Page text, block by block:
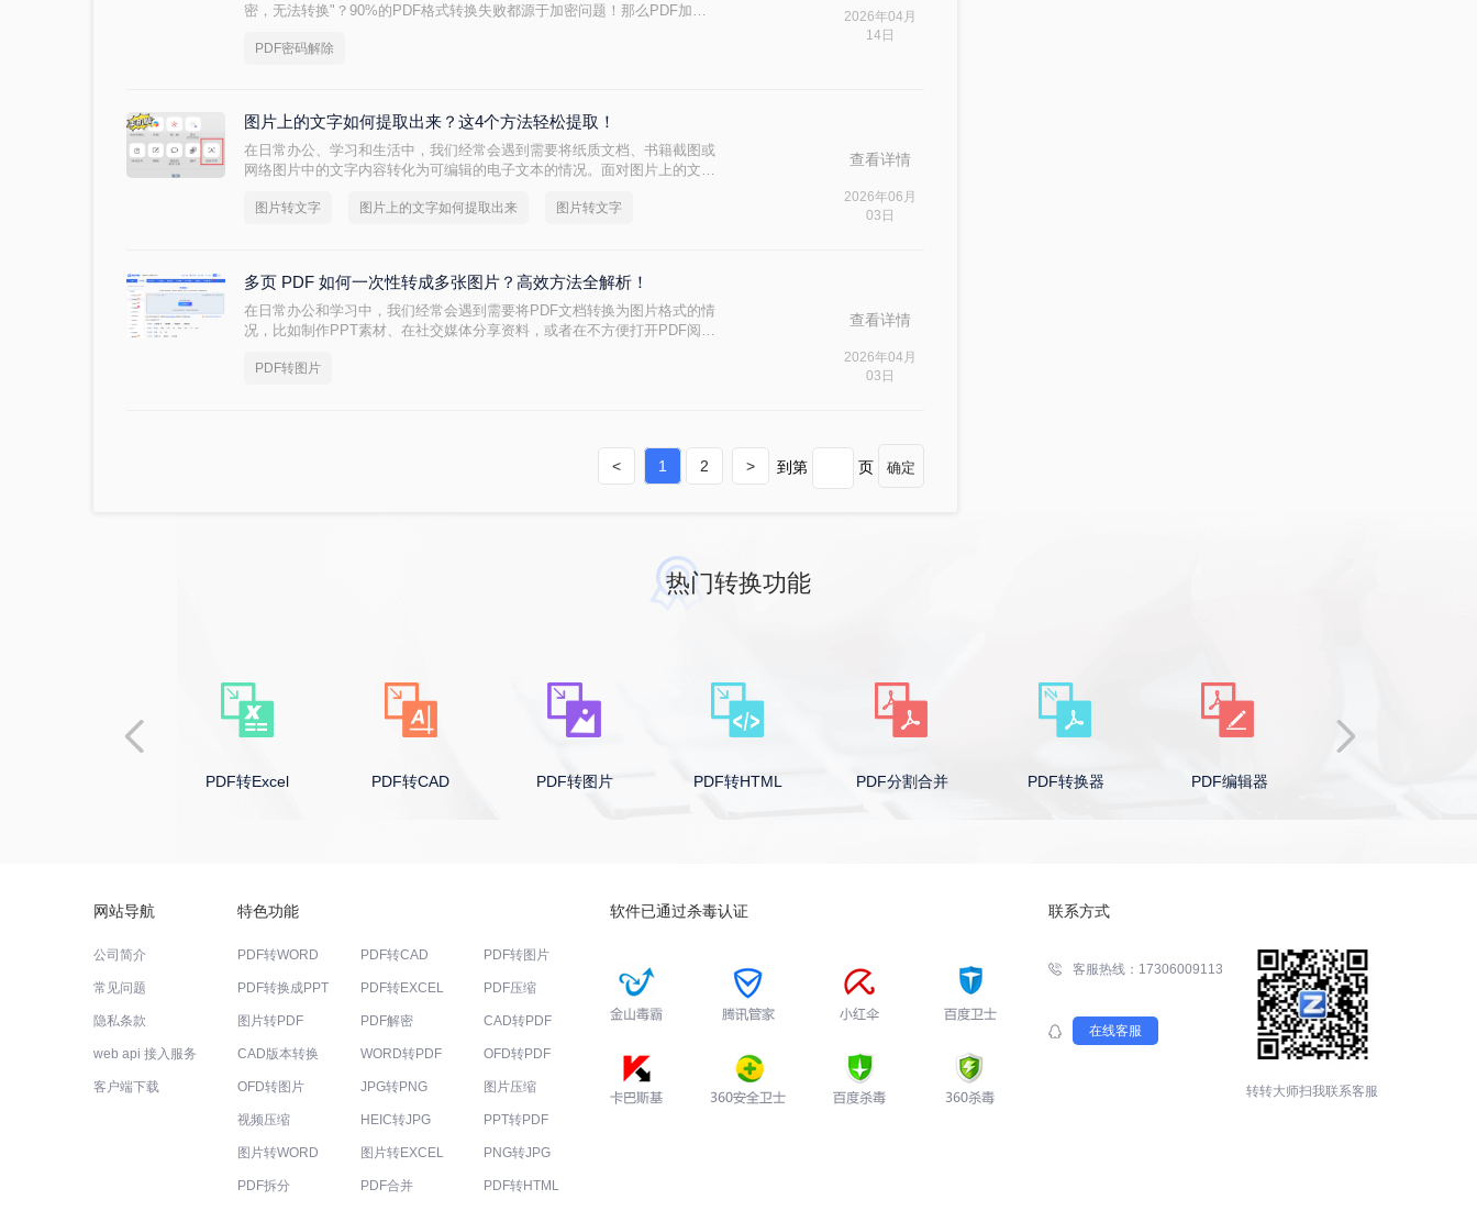
密，无法转换"？90%的PDF格式转换失败都源于加密问题！那么PDF加密
系，提供安全、合法、零风险的解决方案，助你轻松解决这一痛点。内容基
PDF密码解除
2026年04月
14日
图片上的文字如何提取出来？这4个方法轻松提取！
在日常办公、学习和生活中，我们经常会遇到需要将纸质文档、书籍截图或
网络图片中的文字内容转化为可编辑的电子文本的情况。面对图片上的文字
下，还极易出错。本文将结合最新的OCR（光学字符识别）技术，为大家系
图片转文字 图片上的文字如何提取出来 图片转文字
查看详情
2026年06月
03日
多页 PDF 如何一次性转成多张图片？高效方法全解析！
在日常办公和学习中，我们经常会遇到需要将PDF文档转换为图片格式的情
况，比如制作PPT素材、在社交媒体分享资料，或者在不方便打开PDF阅读
显然不现实。那么，多页 PDF 如何一次性转成多张图片呢？本文将为你推
PDF转图片
查看详情
2026年04月
03日
< 1 2 > 到第 页 确定
热门转换功能
PDF转Excel PDF转CAD PDF转图片 PDF转HTML PDF分割合并 PDF转换器 PDF编辑器
网站导航
公司简介
常见问题
隐私条款
web api 接入服务
客户端下载
特色功能
PDF转WORD PDF转CAD PDF转图片
PDF转换成PPT PDF转EXCEL PDF压缩
图片转PDF PDF解密 CAD转PDF
CAD版本转换 WORD转PDF OFD转PDF
OFD转图片 JPG转PNG 图片压缩
视频压缩 HEIC转JPG PPT转PDF
图片转WORD 图片转EXCEL PNG转JPG
PDF拆分 PDF合并 PDF转HTML
软件已通过杀毒认证 联系方式
客服热线：17306009113
在线客服
转转大师扫我联系客服